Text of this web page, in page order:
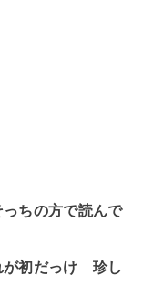
ちの方で読んで
が初だっけ 珍し